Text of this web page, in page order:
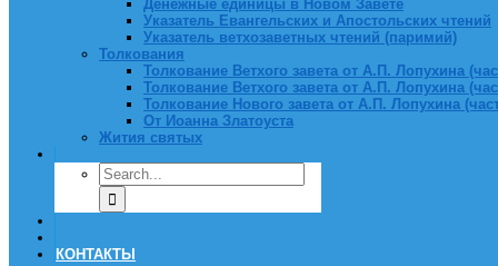
Денежные единицы в Новом Завете
Указатель Евангельских и Апостольских чтений
Указатель ветхозаветных чтений (паримий)
Толкования
Толкование Ветхого завета от А.П. Лопухина
Толкование Ветхого завета от А.П. Лопухина
Толкование Нового завета от А.П. Лопухина
От Иоанна Златоуста
Жития святых
КОНТАКТЫ